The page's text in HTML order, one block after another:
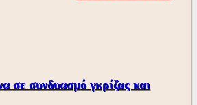
σε συνδυασμό γκρίζας και